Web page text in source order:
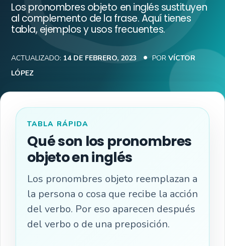
ZonaInglés
Los pronombres objeto en inglés sustituyen
al complemento de la frase. Aquí tienes
tabla, ejemplos y usos frecuentes.
ACTUALIZADO: 14 DE FEBRERO, 2023 POR VÍCTOR
LÓPEZ
TABLA RÁPIDA
Qué son los pronombres
objeto en inglés
Los pronombres objeto reemplazan a
la persona o cosa que recibe la acción
del verbo. Por eso aparecen después
del verbo o de una preposición.